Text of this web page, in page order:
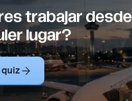
trabajar desde
lugar?
quiz